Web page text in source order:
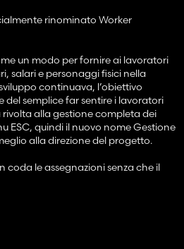
rinominato Worker
un modo per fornire ai lavoratori
salari e personaggi fisici nella
continuava, l’obiettivo
semplice far sentire i lavoratori
alla gestione completa dei
ESC, quindi il nuovo nome Gestione
alla direzione del progetto.
coda le assegnazioni senza che il
Una volta pianificata l'attività,